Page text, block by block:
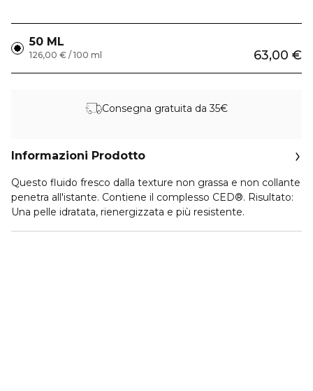
50 ML
63,00 €
126,00 € / 100 ml
Consegna gratuita da 35€
Informazioni Prodotto
Questo fluido fresco dalla texture non grassa e non collante
penetra all'istante. Contiene il complesso CED®. Risultato:
Una pelle idratata, rienergizzata e più resistente.